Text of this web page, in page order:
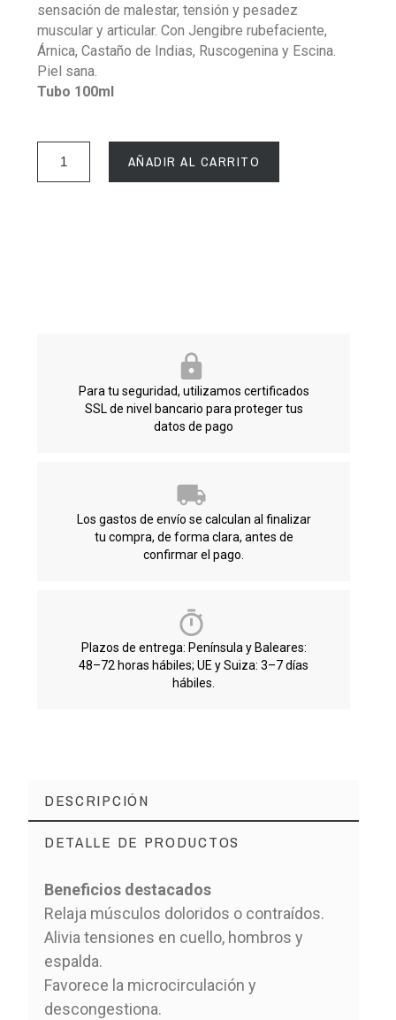
sensación de malestar, tensión y pesadez
muscular y articular. Con Jengibre rubefaciente,
Árnica, Castaño de Indias, Ruscogenina y Escina.
Piel sana.
Tubo 100ml
AÑADIR AL CARRITO
Para tu seguridad, utilizamos certificados
SSL de nivel bancario para proteger tus
datos de pago
Los gastos de envío se calculan al finalizar
tu compra, de forma clara, antes de
confirmar el pago.
Plazos de entrega: Península y Baleares:
48–72 horas hábiles; UE y Suiza: 3–7 días
hábiles.
DESCRIPCIÓN
DETALLE DE PRODUCTOS
Beneficios destacados
Relaja músculos doloridos o contraídos.
Alivia tensiones en cuello, hombros y
espalda.
Favorece la microcirculación y
descongestiona.